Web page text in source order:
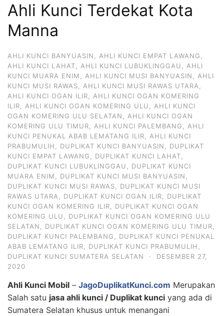
Ahli Kunci Terdekat Kota
Manna
AHLI KUNCI BANYUASIN, AHLI KUNCI EMPAT LAWANG,
AHLI KUNCI LAHAT, AHLI KUNCI LUBUKLINGGAU, AHLI
KUNCI MUARA ENIM, AHLI KUNCI MUSI BANYUASIN, AHLI
KUNCI MUSI RAWAS, AHLI KUNCI MUSI RAWAS UTARA,
AHLI KUNCI OGAN ILIR, AHLI KUNCI OGAN KOMERING
ILIR, AHLI KUNCI OGAN KOMERING ULU, AHLI KUNCI
OGAN KOMERING ULU SELATAN, AHLI KUNCI OGAN
KOMERING ULU TIMUR, AHLI KUNCI PALEMBANG, AHLI
KUNCI PENUKAL ABAB LEMATANG ILIR, AHLI KUNCI
PRABUMULIH, DUPLIKAT KUNCI BANYUASIN, DUPLIKAT
KUNCI EMPAT LAWANG, DUPLIKAT KUNCI LAHAT,
DUPLIKAT KUNCI LUBUKLINGGAU, DUPLIKAT KUNCI
MUARA ENIM, DUPLIKAT KUNCI MUSI BANYUASIN,
DUPLIKAT KUNCI MUSI RAWAS, DUPLIKAT KUNCI MUSI
RAWAS UTARA, DUPLIKAT KUNCI OGAN ILIR, DUPLIKAT
KUNCI OGAN KOMERING ILIR, DUPLIKAT KUNCI OGAN
KOMERING ULU, DUPLIKAT KUNCI OGAN KOMERING ULU
SELATAN, DUPLIKAT KUNCI OGAN KOMERING ULU TIMUR,
DUPLIKAT KUNCI PALEMBANG, DUPLIKAT KUNCI PENUKAL
ABAB LEMATANG ILIR, DUPLIKAT KUNCI PRABUMULIH,
DUPLIKAT KUNCI SUMATERA SELATAN
·
DESEMBER 27,
2020
Ahli Kunci Mobil – JagoDuplikatKunci.com Merupakan
Salah satu jasa ahli kunci / Duplikat kunci yang ada di
Sumatera Selatan khusus untuk menangani